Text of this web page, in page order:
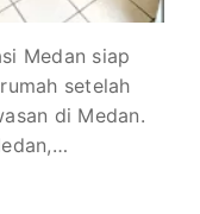
Medan siap
setelah
di Medan.